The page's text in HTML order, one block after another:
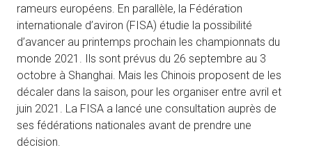
rameurs européens. En parallèle, la Fédération
internationale d’aviron (FISA) étudie la possibilité
d’avancer au printemps prochain les championnats du
monde 2021. Ils sont prévus du 26 septembre au 3
octobre à Shanghai. Mais les Chinois proposent de les
décaler dans la saison, pour les organiser entre avril et
juin 2021. La FISA a lancé une consultation auprès de
ses fédérations nationales avant de prendre une
décision.